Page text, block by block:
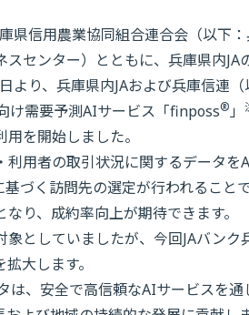
信用農業協同組合連合会（以下：
センター）とともに、兵庫県内JA
より、兵庫県内JAおよび兵庫信連
け需要予測AIサービス「finposs® 」
を開始しました。
用者の取引状況に関するデータを
づく訪問先の選定が行われること
り、成約率向上が期待できます。
としていましたが、今回JAバンク
大します。
、安全で高信頼なAIサービスを通